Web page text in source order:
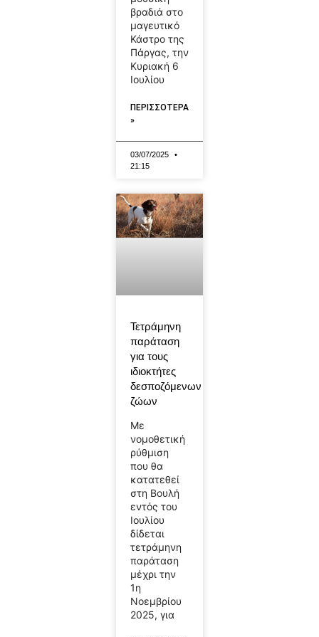
βραδιά στο
μαγευτικό
Κάστρο της
Πάργας, την
Κυριακή 6
Ιουλίου
ΠΕΡΙΣΣΟΤΕΡΑ
»
03/07/2025
21:15
Τετράμηνη
παράταση
για τους
ιδιοκτήτες
δεσποζόμενων
ζώων
Με
νομοθετική
ρύθμιση
που θα
κατατεθεί
στη Βουλή
εντός του
Ιουλίου
δίδεται
τετράμηνη
παράταση
μέχρι την
1η
Νοεμβρίου
2025, για